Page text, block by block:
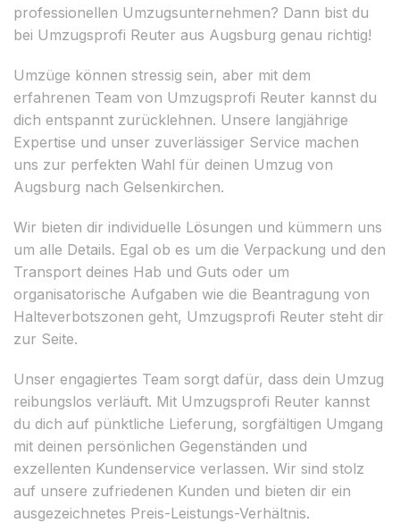
professionellen Umzugsunternehmen? Dann bist du
bei Umzugsprofi Reuter aus Augsburg genau richtig!
Umzüge können stressig sein, aber mit dem
erfahrenen Team von Umzugsprofi Reuter kannst du
dich entspannt zurücklehnen. Unsere langjährige
Expertise und unser zuverlässiger Service machen
uns zur perfekten Wahl für deinen Umzug von
Augsburg nach Gelsenkirchen.
Wir bieten dir individuelle Lösungen und kümmern uns
um alle Details. Egal ob es um die Verpackung und den
Transport deines Hab und Guts oder um
organisatorische Aufgaben wie die Beantragung von
Halteverbotszonen geht, Umzugsprofi Reuter steht dir
zur Seite.
Unser engagiertes Team sorgt dafür, dass dein Umzug
reibungslos verläuft. Mit Umzugsprofi Reuter kannst
du dich auf pünktliche Lieferung, sorgfältigen Umgang
mit deinen persönlichen Gegenständen und
exzellenten Kundenservice verlassen. Wir sind stolz
auf unsere zufriedenen Kunden und bieten dir ein
ausgezeichnetes Preis-Leistungs-Verhältnis.